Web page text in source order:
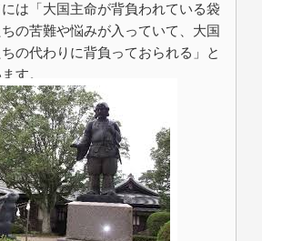
は「大国主命が背負われている袋
の苦難や悩みが入っていて、大国
の代わりに背負っておられる」と
す。